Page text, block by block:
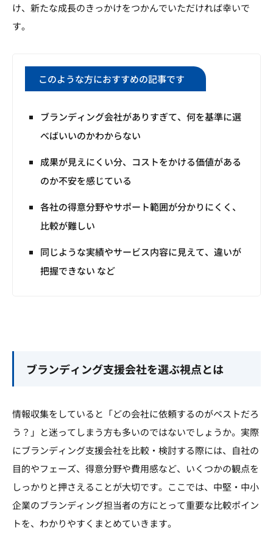
け、新たな成長のきっかけをつかんでいただければ幸いで
す。
このような方におすすめの記事です
ブランディング会社がありすぎて、何を基準に選
べばいいのかわからない
成果が見えにくい分、コストをかける価値がある
のか不安を感じている
各社の得意分野やサポート範囲が分かりにくく、
比較が難しい
同じような実績やサービス内容に見えて、違いが
把握できない など
ブランディング支援会社を選ぶ視点とは
情報収集をしていると「どの会社に依頼するのがベストだろ
う？」と迷ってしまう方も多いのではないでしょうか。実際
にブランディング支援会社を比較・検討する際には、自社の
目的やフェーズ、得意分野や費用感など、いくつかの観点を
しっかりと押さえることが大切です。ここでは、中堅・中小
企業のブランディング担当者の方にとって重要な比較ポイン
トを、わかりやすくまとめていきます。